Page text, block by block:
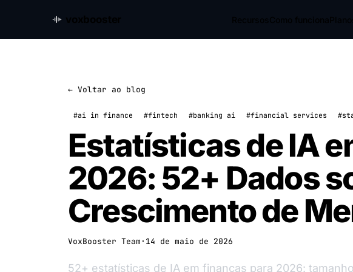
← Voltar ao blog
#ai in finance #fintech #banking ai #financial services
Estatísticas de IA
2026: 52+ Dados
Crescimento de
VoxBooster Team · 14 de maio de 2026
52+ estatísticas de IA em finanças para 2026: